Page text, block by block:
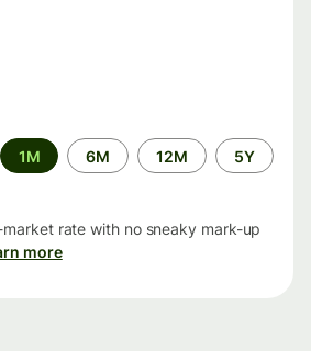
1M 6M 12M 5Y
rate with no sneaky mark-up
more